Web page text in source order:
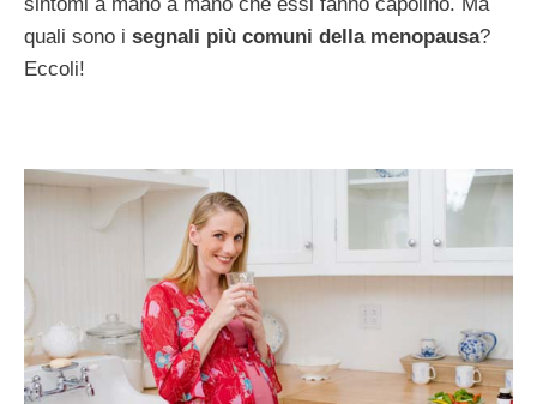
quali sono i segnali più comuni della menopausa?
Eccoli!